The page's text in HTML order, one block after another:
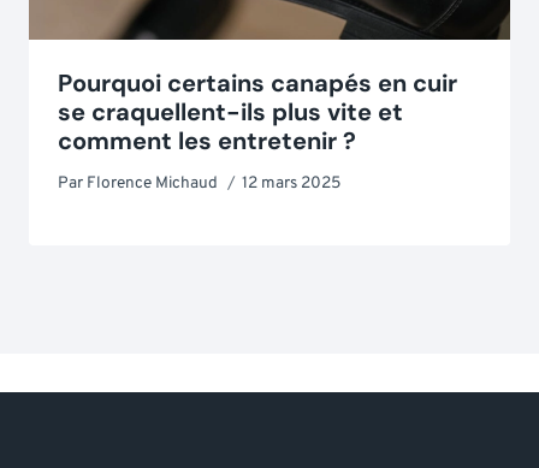
Pourquoi certains canapés en cuir
se craquellent-ils plus vite et
comment les entretenir ?
Par Florence Michaud 12 mars 2025